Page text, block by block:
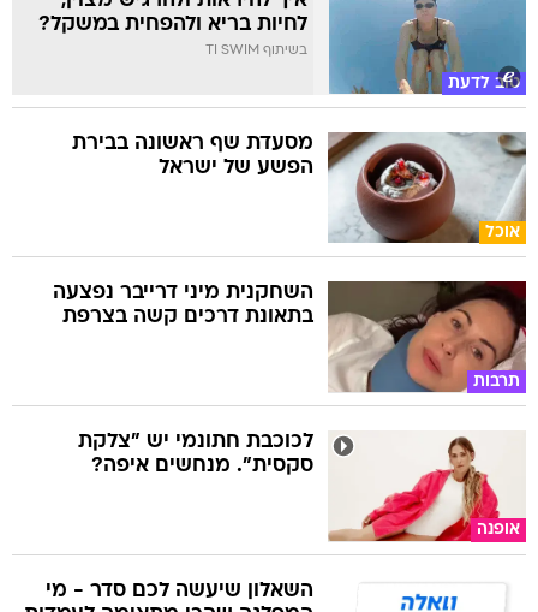
טוב לדעת
לחיות בריא ולהפחית במשקל?
בשיתוף TI SWIM
אוכל
מסעדת שף ראשונה בבירת
הפשע של ישראל
תרבות
השחקנית מיני דרייבר נפצעה
בתאונת דרכים קשה בצרפת
אופנה
לכוכבת חתונמי יש "צלקת
סקסית". מנחשים איפה?
השאלון שיעשה לכם סדר - מי